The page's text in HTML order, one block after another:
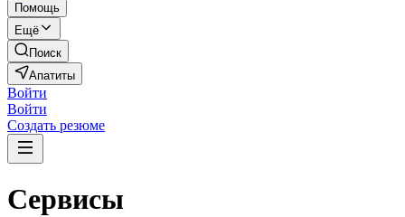
Помощь
Ещё
Поиск
Апатиты
Войти
Войти
Создать резюме
Сервисы